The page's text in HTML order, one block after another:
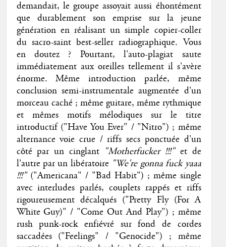
demandait, le groupe assoyait aussi éhontément
que durablement son emprise sur la jeune
génération en réalisant un simple copier-coller
du sacro-saint best-seller radiographique. Vous
en doutez ? Pourtant, l'auto-plagiat saute
immédiatement aux oreilles tellement il s'avère
énorme. Même introduction parlée, même
conclusion semi-instrumentale augmentée d'un
morceau caché ; même guitare, même rythmique
et mêmes motifs mélodiques sur le titre
introductif ("Have You Ever" / "Nitro") ; même
alternance voie crue / riffs secs ponctuée d'un
côté par un cinglant "Motherfucker !!!"et de
l'autre par un libératoire "We're gonna fuck yaaa
!!!"("Americana" / "Bad Habit") ; même single
avec interludes parlés, couplets rappés et riffs
rigoureusement décalqués ("Pretty Fly (For A
White Guy)" / "Come Out And Play") ; même
rush punk-rock enfiévré sur fond de cordes
saccadées ("Feelings" / "Genocide") ; même